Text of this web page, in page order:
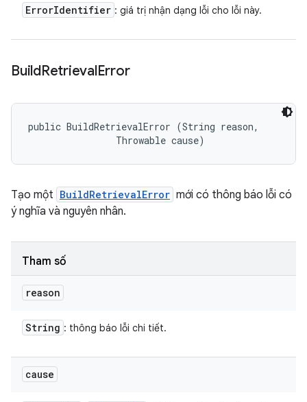
ErrorIdentifier : giá trị nhận dạng lỗi cho lỗi này.
BuildRetrievalError
public BuildRetrievalError (String reason,
                Throwable cause)
Tạo một BuildRetrievalError mới có thông báo lỗi có
ý nghĩa và nguyên nhân.
Tham số
reason
String : thông báo lỗi chi tiết.
cause